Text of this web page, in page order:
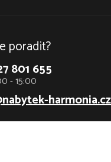
poradit?
801 655
- 15:00
harmonia.cz